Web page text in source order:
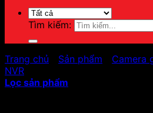
Tìm kiếm:
Trang chủ Sản phẩm Camera
NVR
Lọc sản phẩm